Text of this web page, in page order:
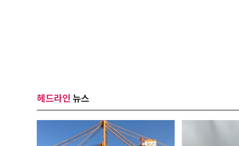
헤드라인 뉴스